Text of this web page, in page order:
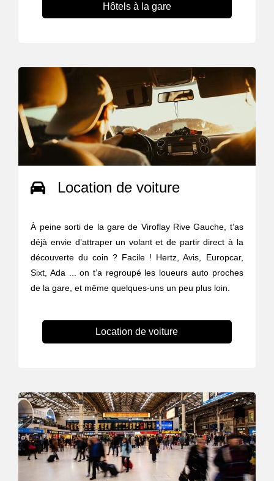
Hôtels à la gare
Location de voiture
À peine sorti de la gare de Viroflay Rive Gauche, t’as
déjà envie d’attraper un volant et de partir direct à la
découverte du coin ? Facile ! Hertz, Avis, Europcar,
Sixt, Ada ... on t’a regroupé les loueurs auto proches
de la gare, et même quelques-uns un peu plus loin.
Location de voiture